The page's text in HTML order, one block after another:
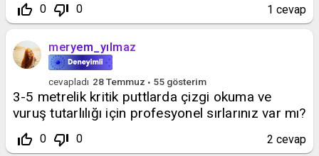
thumb_up_off_alt 0 thumb_down_off_alt 0 1 cevap
meryem_yılmaz
cevapladı 28 Temmuz 55 gösterim
3-5 metrelik kritik puttlarda çizgi okuma ve
vuruş tutarlılığı için profesyonel sırlarınız var mı?
thumb_up_off_alt 0 thumb_down_off_alt 0 2 cevap